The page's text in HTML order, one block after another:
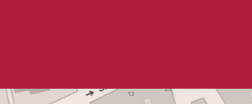
Ally Bally